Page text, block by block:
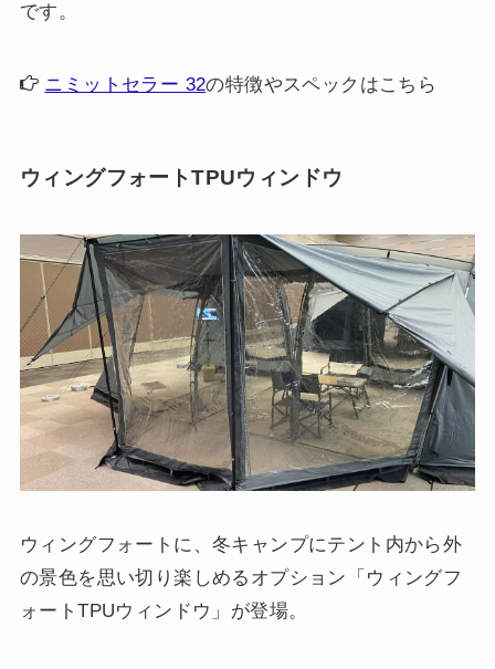
です。
ニミットセラー 32の特徴やスペックはこちら
ウィングフォートTPUウィンドウ
ウィングフォートに、冬キャンプにテント内から外
の景色を思い切り楽しめるオプション「ウィングフ
ォートTPUウィンドウ」が登場。